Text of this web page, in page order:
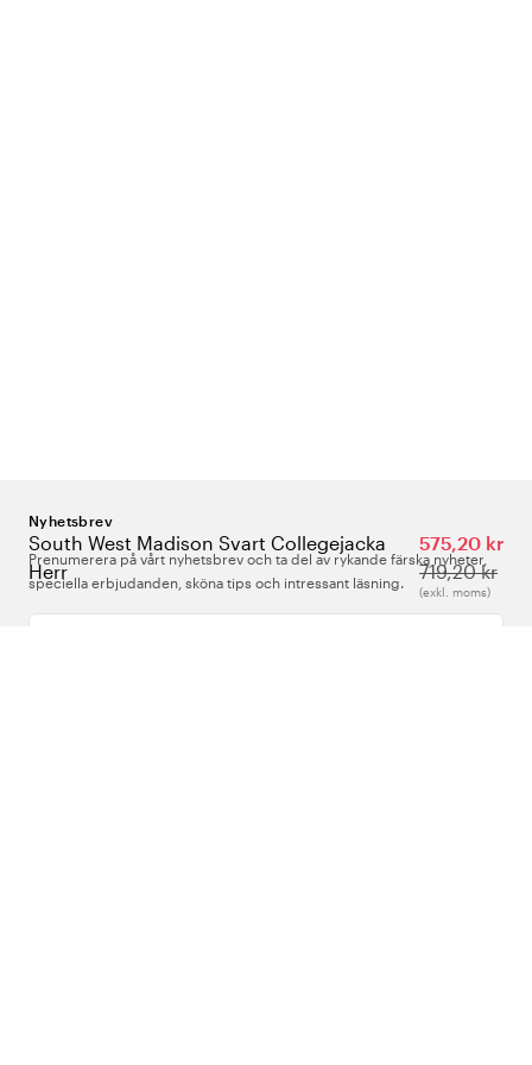
South West Madison Svart Collegejacka
Herr
575,20 kr
719,20 kr
(exkl. moms)
Nyhetsbrev
Prenumerera på vårt nyhetsbrev och ta del av rykande färska nyheter,
speciella erbjudanden, sköna tips och intressant läsning.
Ange din e-postadress